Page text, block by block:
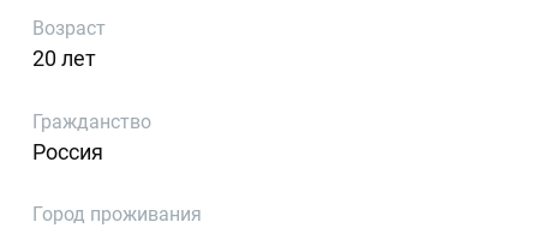
Возраст
20 лет
Гражданство
Россия
Город проживания